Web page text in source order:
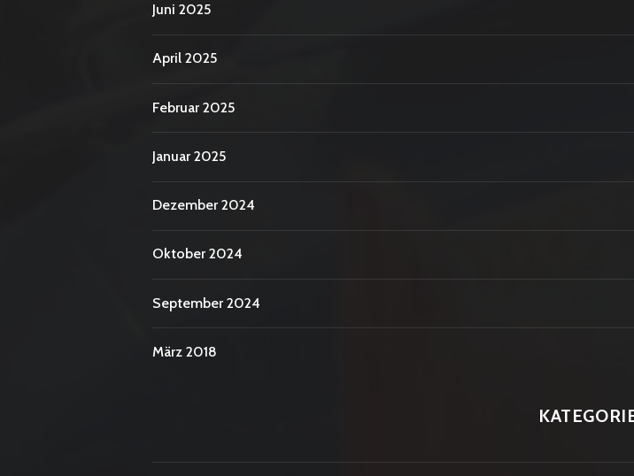
Juni 2025
April 2025
Februar 2025
Januar 2025
Dezember 2024
Oktober 2024
September 2024
März 2018